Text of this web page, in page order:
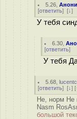
5.26 ,
[ответить] [↓]
У тебя
6.30 ,
[ответить]
У тебя
5.68 ,
[ответить] [↓] [
Не, норм Не
Nasm
большой